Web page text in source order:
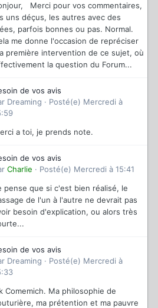
Merci pour vos commentaires,
uns déçus, les autres avec des
parfois bonnes ou pas. Normal.
me donne l'occasion de repréciser
première intervention de ce sujet, où
la question du Forum...
de vos avis
Dreaming · Posté(e) Mercredi à
a toi, je prends note.
de vos avis
Charlie · Posté(e) Mercredi à 15:41
pense que si c'est bien réalisé, le
de l'un à l'autre ne devrait pas
besoin d'explication, ou alors très
de vos avis
Dreaming · Posté(e) Mercredi à
Comemich. Ma philosophie de
ma prétention et ma pauvre